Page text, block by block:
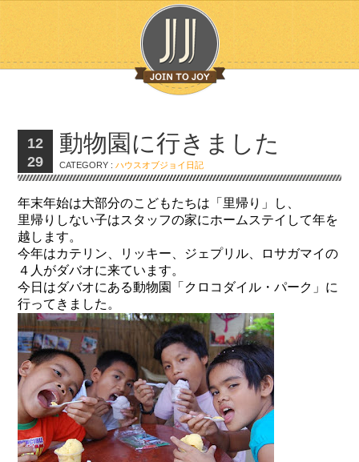
12
29
動物園に行きました
CATEGORY :ハウスオブジョイ日記
年末年始は大部分のこどもたちは「里帰り」し、
里帰りしない子はスタッフの家にホームステイして年を
越します。
今年はカテリン、リッキー、ジェプリル、ロサガマイの
４人がダバオに来ています。
今日はダバオにある動物園「クロコダイル・パーク」に
行ってきました。